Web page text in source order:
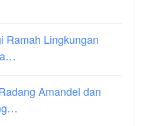
Ramah Lingkungan
Amandel dan